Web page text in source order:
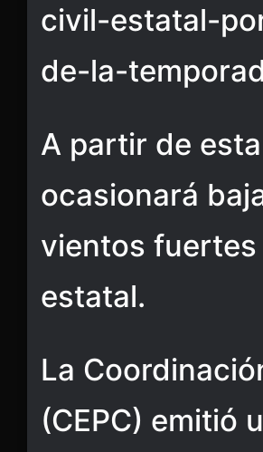
civil-estatal-
de-la-
A partir de
ocasionará
vientos
estatal.
La
(CEPC) emitió